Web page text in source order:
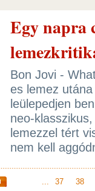
Egy napra
Bon Jovi -
es lemez
leülepedjen
neo-
lemezzel tért
nem kell
... 37 38